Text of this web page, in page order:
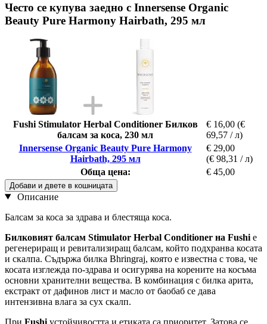
Често се купува заедно с Innersense Organic
Beauty Pure Harmony Hairbath, 295 мл
Fushi Stimulator Herbal Conditioner Билков
балсам за коса, 230 мл
€ 16,00 (€
69,57 / л)
Innersense Organic Beauty Pure Harmony
Hairbath, 295 мл
€ 29,00
(€ 98,31 / л)
Обща цена:
€ 45,00
Добави и двете в кошницата
Описание
Балсам за коса за здрава и блестяща коса.
Билковият балсам Stimulator Herbal Conditioner на Fushi е
регенериращ и ревитализиращ балсам, който подхранва косата
и скалпа. Съдържа билка Bhringraj, която е известна с това, че
косата изглежда по-здрава и осигурява на корените на косъма
основни хранителни вещества. В комбинация с билка арита,
екстракт от дафинов лист и масло от баобаб се дава
интензивна влага за сух скалп.
При Fushi устойчивостта и етиката са приоритет. Затова се